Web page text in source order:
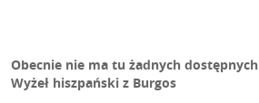
Obecnie nie ma tu żadnych
Wyżeł hiszpański z Burgos